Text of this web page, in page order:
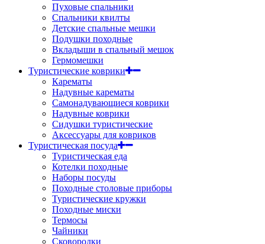
Пуховые спальники
Спальники квилты
Детские спальные мешки
Подушки походные
Вкладыши в спальный мешок
Гермомешки
Туристические коврики
Карематы
Надувные карематы
Самонадувающиеся коврики
Надувные коврики
Сидушки туристические
Аксессуары для ковриков
Туристическая посуда
Туристическая еда
Котелки походные
Наборы посуды
Походные столовые приборы
Туристические кружки
Походные миски
Термосы
Чайники
Сковородки